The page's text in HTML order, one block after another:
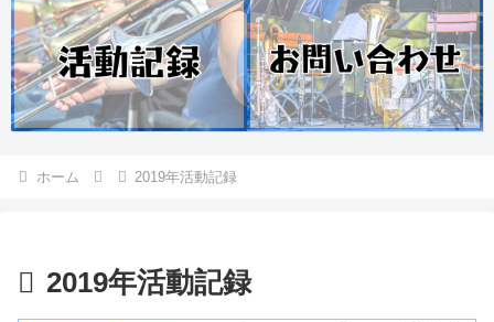
ホーム 2019年活動記録
2019年活動記録